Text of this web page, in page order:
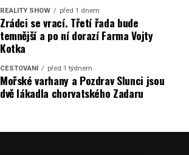
REALITY SHOW před 1 dnem
Zrádci se vrací. Třetí řada bude
temnější a po ní dorazí Farma Vojty
Kotka
CESTOVÁNÍ před 1 týdnem
Mořské varhany a Pozdrav Slunci jsou
dvě lákadla chorvatského Zadaru